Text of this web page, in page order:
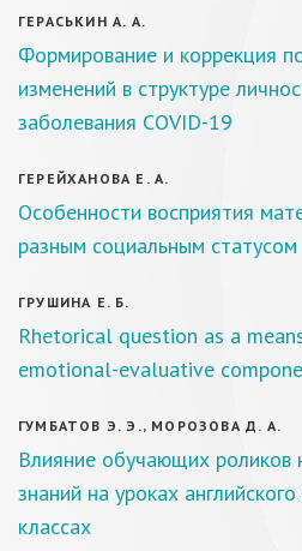
ГЕРАСЬКИН А. А.
Формирование и коррекция
изменений в структуре
заболевания COVID-19
ГЕРЕЙХАНОВА Е. А.
Особенности восприятия
разным социальным статусом
ГРУШИНА Е. Б.
Rhetorical question as a
emotional-evaluative
ГУМБАТОВ Э. Э., МОРОЗОВА Д. А.
Влияние обучающих роликов
знаний на уроках
классах